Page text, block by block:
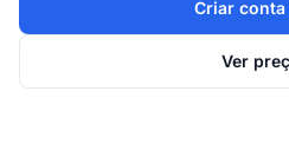
Criar
Ver